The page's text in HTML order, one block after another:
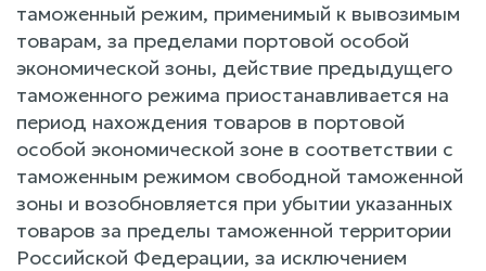
таможенный режим, применимый к вывозимым
товарам, за пределами портовой особой
экономической зоны, действие предыдущего
таможенного режима приостанавливается на
период нахождения товаров в портовой
особой экономической зоне в соответствии с
таможенным режимом свободной таможенной
зоны и возобновляется при убытии указанных
товаров за пределы таможенной территории
Российской Федерации, за исключением